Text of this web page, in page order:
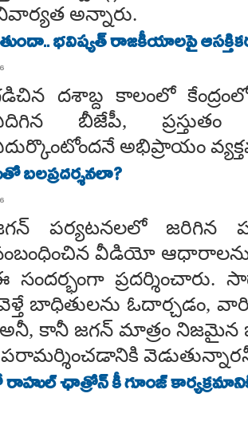
అన్నారు.
భవిష్యత్ రాజకీయాలపై
దశాబ్ద కాలంలో
బీజేపీ, ప్రస్తుతం
అభిప్రాయం
బలప్రదర్శనలా?
పర్యటనలలో జరిగిన
వీడియో
సందర్భంగా
బాధితులను ఓదార్చడం,
కానీ జగన్ మాత్రం నిజమైన
పరామర్శించడానికి
ఛాత్రోన్ కీ గూంజ్